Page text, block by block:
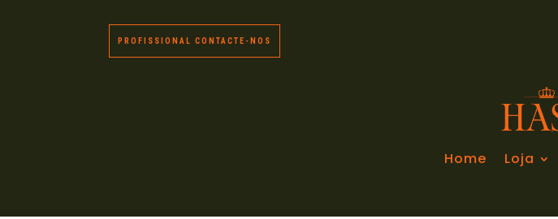
PROFISSIONAL CONTACTE-NOS
Home Loja